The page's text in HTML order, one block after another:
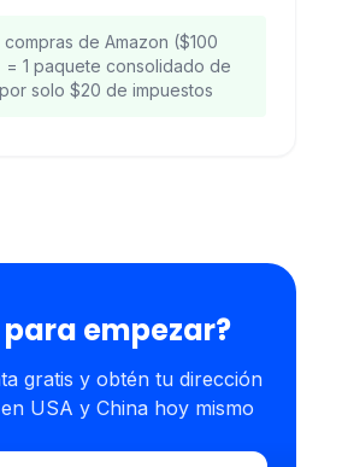
compras de Amazon ($100
= 1 paquete consolidado de
solo $20 de impuestos
para empezar?
gratis y obtén tu dirección
USA y China hoy mismo